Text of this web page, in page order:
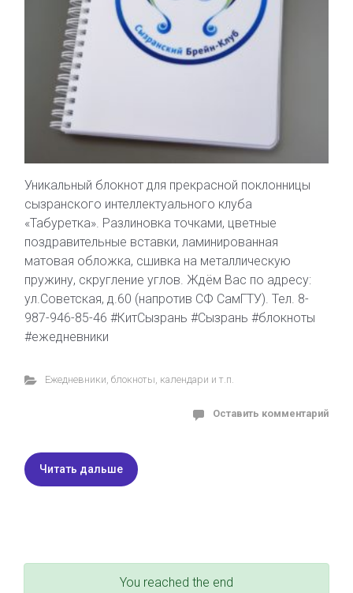
Уникальный блокнот для прекрасной поклонницы
сызранского интеллектуального клуба
«Табуретка». Разлиновка точками, цветные
поздравительные вставки, ламинированная
матовая обложка, сшивка на металлическую
пружину, скругление углов. Ждём Вас по адресу:
ул.Советская, д.60 (напротив СФ СамГТУ). Тел. 8-
987-946-85-46 #КитСызрань #Сызрань #блокноты
#ежедневники
Ежедневники, блокноты, календари и т.п.
Оставить комментарий
Читать дальше
You reached the end